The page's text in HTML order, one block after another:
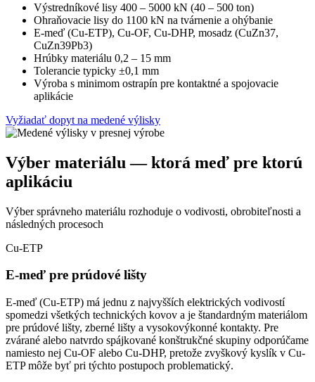
Výstredníkové lisy 400 – 5000 kN (40 – 500 ton)
Ohraňovacie lisy do 1100 kN na tvárnenie a ohýbanie
E-meď (Cu-ETP), Cu-OF, Cu-DHP, mosadz (CuZn37,
CuZn39Pb3)
Hrúbky materiálu 0,2 – 15 mm
Tolerancie typicky ±0,1 mm
Výroba s minimom ostrapín pre kontaktné a spojovacie
aplikácie
Vyžiadať dopyt na medené výlisky
Výber materiálu — ktorá meď pre ktorú
aplikáciu
Výber správneho materiálu rozhoduje o vodivosti, obrobiteľnosti a
následných procesoch
Cu-ETP
E-meď pre prúdové lišty
E-meď (Cu-ETP) má jednu z najvyšších elektrických vodivostí
spomedzi všetkých technických kovov a je štandardným materiálom
pre prúdové lišty, zberné lišty a vysokovýkonné kontakty. Pre
zvárané alebo natvrdo spájkované konštrukčné skupiny odporúčame
namiesto nej Cu-OF alebo Cu-DHP, pretože zvyškový kyslík v Cu-
ETP môže byť pri týchto postupoch problematický.